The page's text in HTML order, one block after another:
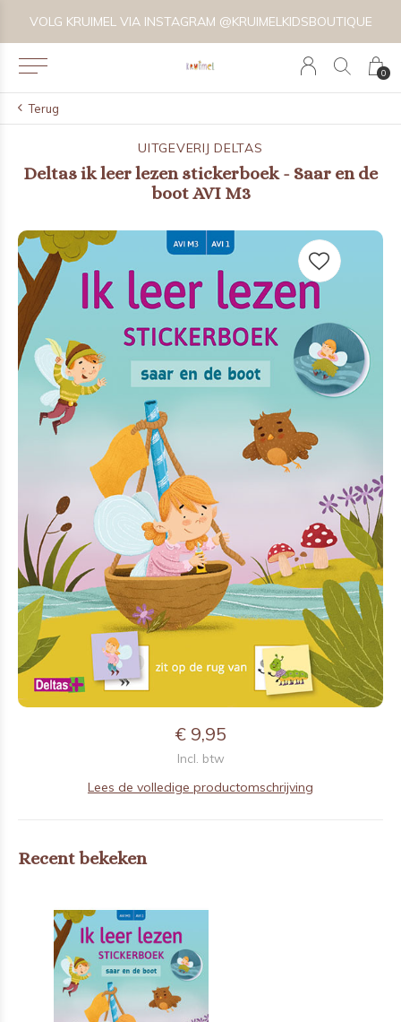
0
VOLG KRUIMEL VIA INSTAGRAM @KRUIMELKIDSBOUTIQUE
Terug
UITGEVERIJ DELTAS
Deltas ik leer lezen stickerboek - Saar en de
boot AVI M3
€ 9,95
Incl. btw
Lees de volledige productomschrijving
Recent bekeken